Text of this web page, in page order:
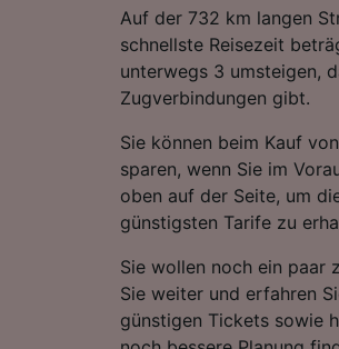
Auf der 732 km langen
schnellste Reisezeit
unterwegs 3 umsteigen,
Zugverbindungen gibt.
Sie können beim Kauf
sparen, wenn Sie im
oben auf der Seite, um
günstigsten Tarife zu
Sie wollen noch ein paar
Sie weiter und erfahren
günstigen Tickets sowie